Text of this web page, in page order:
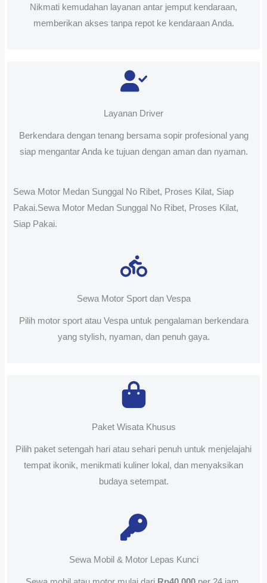
Nikmati kemudahan layanan antar jemput kendaraan,
memberikan akses tanpa repot ke kendaraan Anda.
Layanan Driver
Berkendara dengan tenang bersama sopir profesional yang
siap mengantar Anda ke tujuan dengan aman dan nyaman.
Sewa Motor Medan Sunggal No Ribet, Proses Kilat, Siap
Pakai.Sewa Motor Medan Sunggal No Ribet, Proses Kilat,
Siap Pakai.
Sewa Motor Sport dan Vespa
Pilih motor sport atau Vespa untuk pengalaman berkendara
yang stylish, nyaman, dan penuh gaya.
Paket Wisata Khusus
Pilih paket setengah hari atau sehari penuh untuk menjelajahi
tempat ikonik, menikmati kuliner lokal, dan menyaksikan
budaya setempat.
Sewa Mobil & Motor Lepas Kunci